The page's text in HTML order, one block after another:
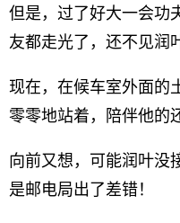
但是，过了好大一会功
友都走光了，还不见润
现在，在候车室外面的
零零地站着，陪伴他的
向前又想，可能润叶
是邮电局出了差错！